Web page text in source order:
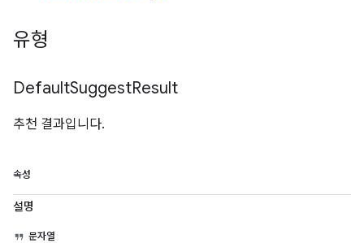
유형
DefaultSuggestResult
추천 결과입니다.
속성
설명
문자열